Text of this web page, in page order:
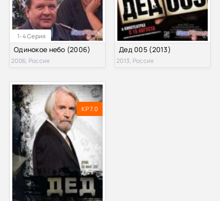
1-4 Серия
Одинокое небо (2006)
2006, Россия
Дед 005 (2013)
2013, Россия
KP 7.0